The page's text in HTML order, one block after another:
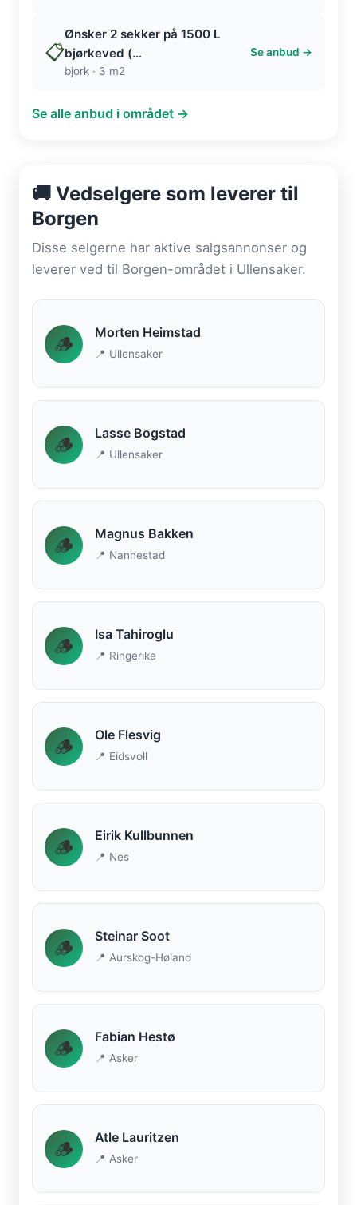
📋
Ønsker 2 sekker på 1500 L
bjørkeved (…
bjork · 3 m2
Se anbud →
Se alle anbud i området →
🚚 Vedselgere som leverer til
Borgen
Disse selgerne har aktive salgsannonser og
leverer ved til Borgen-området i Ullensaker.
🪵 Morten Heimstad
📍 Ullensaker
🪵 Lasse Bogstad
📍 Ullensaker
🪵 Magnus Bakken
📍 Nannestad
🪵 Isa Tahiroglu
📍 Ringerike
🪵 Ole Flesvig
📍 Eidsvoll
🪵 Eirik Kullbunnen
📍 Nes
🪵 Steinar Soot
📍 Aurskog-Høland
🪵 Fabian Hestø
📍 Asker
🪵 Atle Lauritzen
📍 Asker